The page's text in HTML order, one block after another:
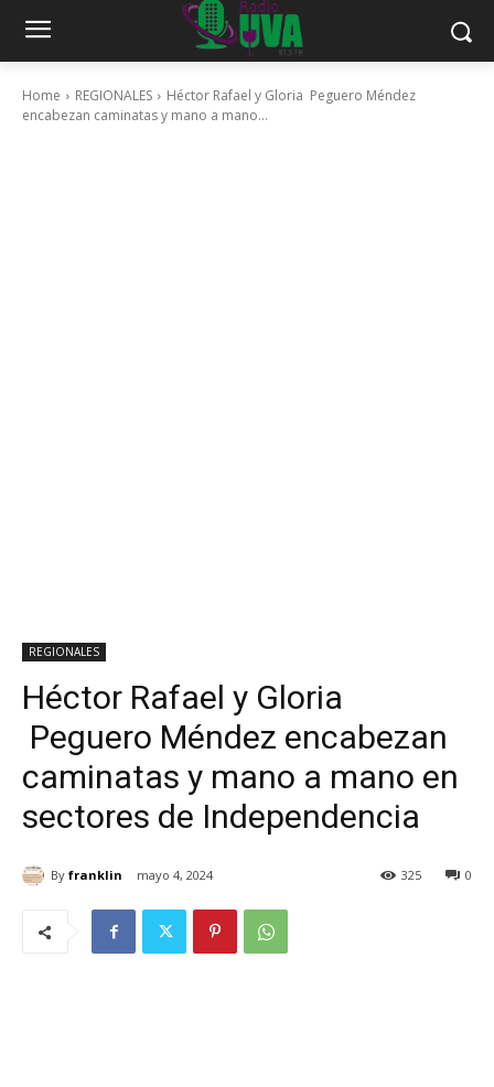
Home REGIONALES
Héctor Rafael y Gloria Peguero Méndez
encabezan caminatas y mano a mano...
REGIONALES
Héctor Rafael y Gloria
Peguero Méndez encabezan
caminatas y mano a mano en
sectores de Independencia
By franklin mayo 4, 2024 0
325